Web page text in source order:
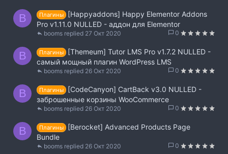
B Плагины
[Happyaddons] Happy Elementor Addons
Pro v1.11.0 NULLED - аддон для Elementor
0
27 Окт 2020
booms
B Плагины
[Themeum] Tutor LMS Pro v1.7.2 NULLED -
самый мощный плагин WordPress LMS
0
26 Окт 2020
booms
B Плагины
[CodeCanyon] CartBack v3.0 NULLED -
заброшенные корзины WooCommerce
0
26 Окт 2020
booms
B Плагины
[Berocket] Advanced Products Page
Bundle
0
26 Окт 2020
booms